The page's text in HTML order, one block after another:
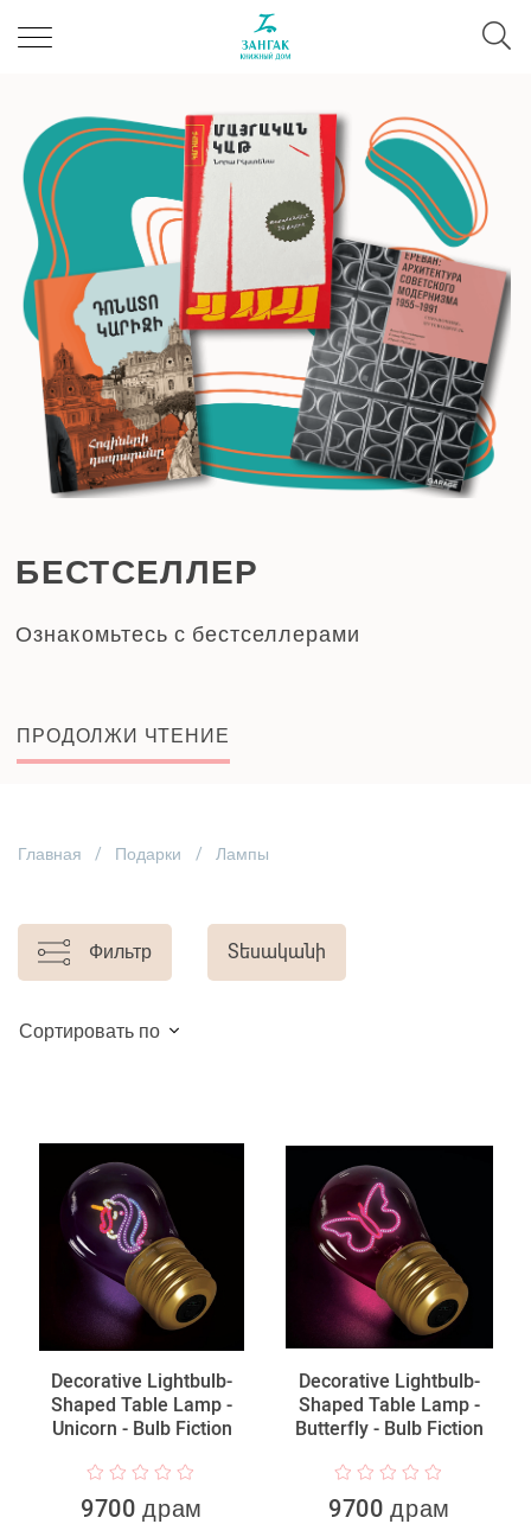
БЕСТСЕЛЛЕР
Ознакомьтесь с бестселлерами
ПРОДОЛЖИ ЧТЕНИЕ
Главная Подарки Лампы
Фильтр Տեսականի
Сортировать по
Decorative Lightbulb-
Shaped Table Lamp -
Unicorn - Bulb Fiction
9700 драм
Decorative Lightbulb-
Shaped Table Lamp -
Butterfly - Bulb Fiction
9700 драм